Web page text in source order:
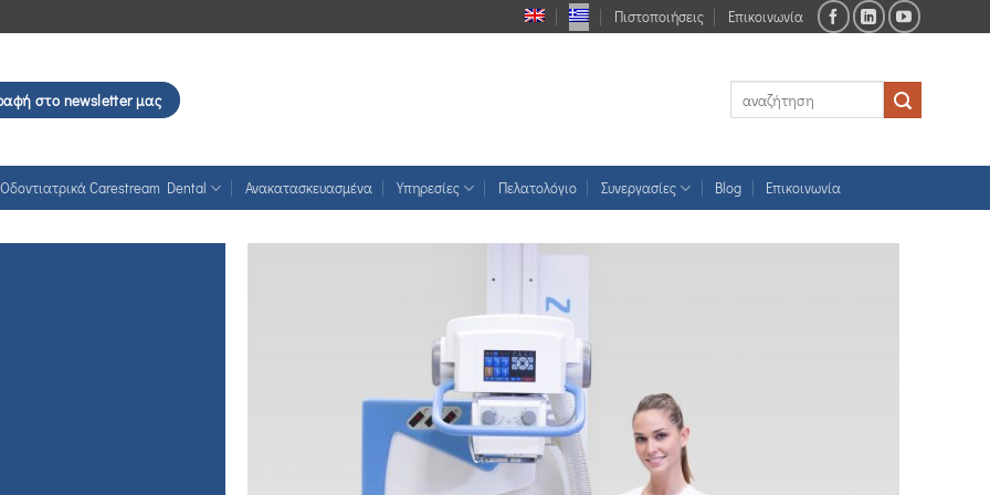
Πιστοποιήσεις Επικοινωνία
στο newsletter μας
Οδοντιατρικά Carestream Dental Ανακατασκευασμένα Υπηρεσίες Πελατολόγιο Συνεργασίες Blog Επικοινωνία